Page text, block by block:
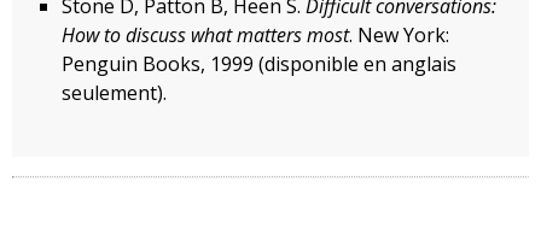
Stone D, Patton B, Heen S. Difficult conversations:
How to discuss what matters most. New York:
Penguin Books, 1999 (disponible en anglais
seulement).